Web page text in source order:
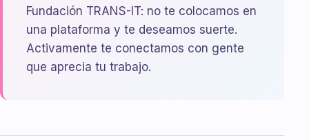
Fundación TRANS-IT: no te colocamos en
una plataforma y te deseamos suerte.
Activamente te conectamos con gente
que aprecia tu trabajo.